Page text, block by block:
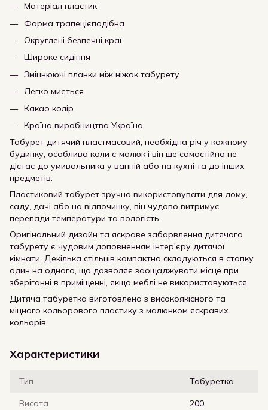
Матеріал пластик
Форма трапецієподібна
Округлені безпечні краї
Широке сидіння
Зміцнюючі планки між ніжок табурету
Легко миється
Какао колір
Країна виробництва Україна
Табурет дитячий пластмасовий, необхідна річ у кожному
будинку, особливо коли є малюк і він ще самостійно не
дістає до умивальника у ванній або на кухні та до інших
предметів.
Пластиковий табурет зручно використовувати для дому,
саду, дачі або на відпочинку, він чудово витримує
перепади температури та вологість.
Оригінальний дизайн та яскраве забарвлення дитячого
табурету є чудовим доповненням інтер'єру дитячої
кімнати. Декілька стільців компактно складуються в стопку
один на одного, що дозволяє заощаджувати місце при
зберіганні в приміщенні, якщо меблі не використовуються.
Дитяча табуретка виготовлена з високоякісного та
міцного кольорового пластику з малюнком яскравих
кольорів.
Характеристики
Тип Табуретка
Висота 200